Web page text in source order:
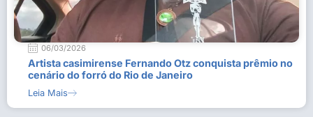
06/03/2026
Artista casimirense Fernando Otz conquista prêmio no
cenário do forró do Rio de Janeiro
Leia Mais